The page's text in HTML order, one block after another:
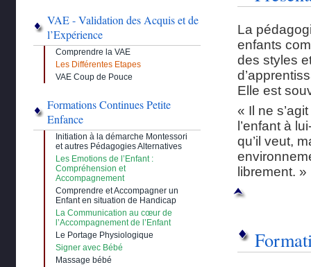
La
enfants
des styles
Elle est
« Il ne
l’enfant à
qu’il veut,
librement.
VAE - Validation des Acquis et de
l’Expérience
Comprendre la VAE
Les Différentes Etapes
VAE Coup de Pouce
Formations Continues Petite
Enfance
Initiation à la démarche Montessori
et autres Pédagogies Alternatives
Les Emotions de l’Enfant :
Compréhension et
Accompagnement
Comprendre et Accompagner un
Enfant en situation de Handicap
La Communication au cœur de
l’Accompagnement de l’Enfant
Le Portage Physiologique
Signer avec Bébé
Massage bébé